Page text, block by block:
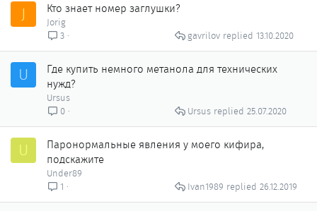
J Кто знает номер заглушки?
Jorig
3
13.10.2020
gavrilov
U
Где купить немного метанола для технических
нужд?
Ursus
0
25.07.2020
Ursus
U
Паронормальные явления у моего кифира,
подскажите
Under89
1
26.12.2019
Ivan1989